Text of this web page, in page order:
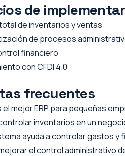
de implementar
de inventarios y ventas
de procesos
financiero
con CFDI 4.0
frecuentes
el mejor ERP para pequeñas
inventarios en un
ayuda a controlar gastos y
el control administrativo